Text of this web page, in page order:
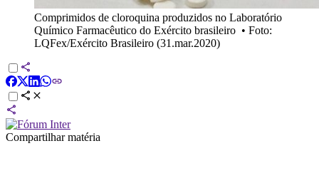
Comprimidos de cloroquina produzidos no Laboratório
Químico Farmacêutico do Exército brasileiro • Foto:
LQFex/Exército Brasileiro (31.mar.2020)
Compartilhar matéria